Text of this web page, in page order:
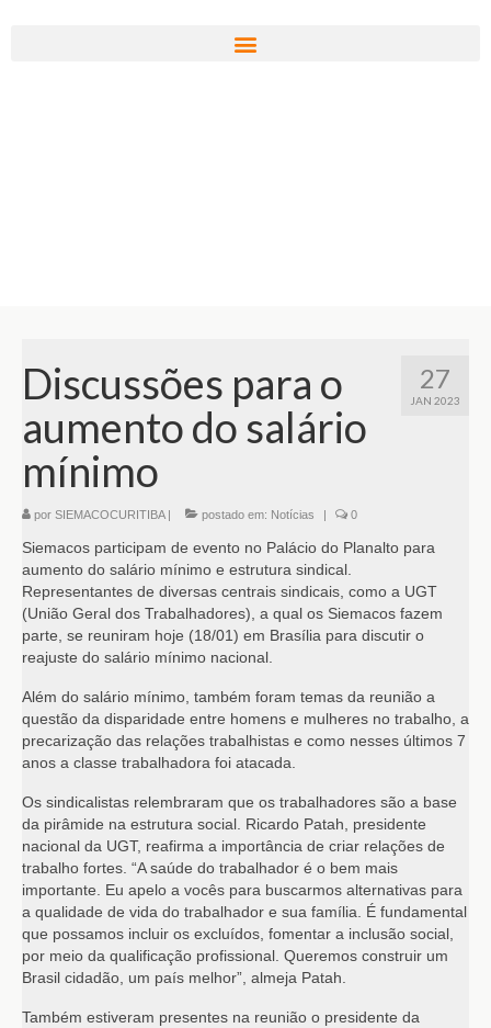
27
JAN 2023
Discussões para o
aumento do salário
mínimo
por SIEMACOCURITIBA| postado em: Notícias | 0
Siemacos participam de evento no Palácio do Planalto para
aumento do salário mínimo e estrutura sindical.
Representantes de diversas centrais sindicais, como a UGT
(União Geral dos Trabalhadores), a qual os Siemacos fazem
parte, se reuniram hoje (18/01) em Brasília para discutir o
reajuste do salário mínimo nacional.
Além do salário mínimo, também foram temas da reunião a
questão da disparidade entre homens e mulheres no trabalho, a
precarização das relações trabalhistas e como nesses últimos 7
anos a classe trabalhadora foi atacada.
Os sindicalistas relembraram que os trabalhadores são a base
da pirâmide na estrutura social. Ricardo Patah, presidente
nacional da UGT, reafirma a importância de criar relações de
trabalho fortes. “A saúde do trabalhador é o bem mais
importante. Eu apelo a vocês para buscarmos alternativas para
a qualidade de vida do trabalhador e sua família. É fundamental
que possamos incluir os excluídos, fomentar a inclusão social,
por meio da qualificação profissional. Queremos construir um
Brasil cidadão, um país melhor”, almeja Patah.
Também estiveram presentes na reunião o presidente da